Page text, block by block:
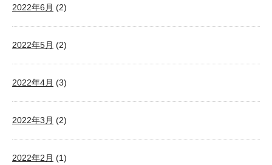
2022年6月 (2)
2022年5月 (2)
2022年4月 (3)
2022年3月 (2)
2022年2月 (1)